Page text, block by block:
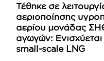
Τέθηκε σε
αεριοποίησης
αερίου μονάδας
αγωγών:
small-scale LNG